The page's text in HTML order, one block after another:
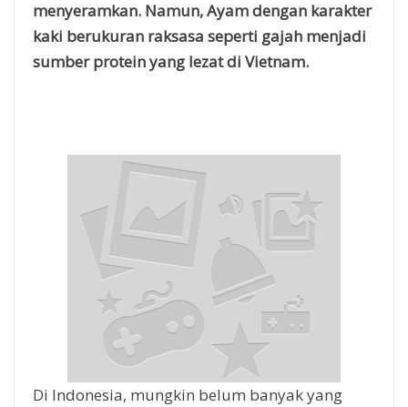
menyeramkan. Namun, Ayam dengan karakter
kaki berukuran raksasa seperti gajah menjadi
sumber protein yang lezat di Vietnam.
Di Indonesia, mungkin belum banyak yang